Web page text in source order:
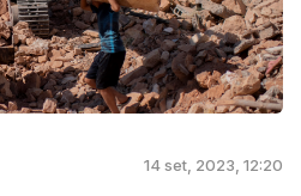
14 set, 2023, 12:20